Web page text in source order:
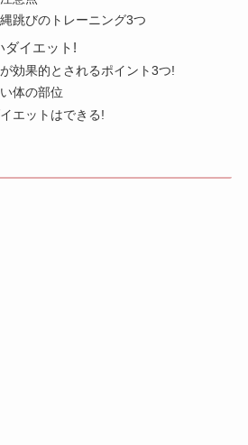
跳びのトレーニング3つ
ダイエット!
効果的とされるポイント3つ!
体の部位
エットはできる!